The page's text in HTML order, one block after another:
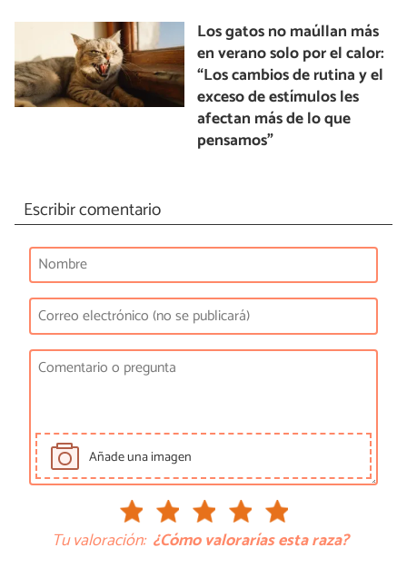
Los gatos no maúllan más
en verano solo por el calor:
“Los cambios de rutina y el
exceso de estímulos les
afectan más de lo que
pensamos”
Escribir comentario
Añade una imagen
Tu valoración: ¿Cómo valorarías esta raza?